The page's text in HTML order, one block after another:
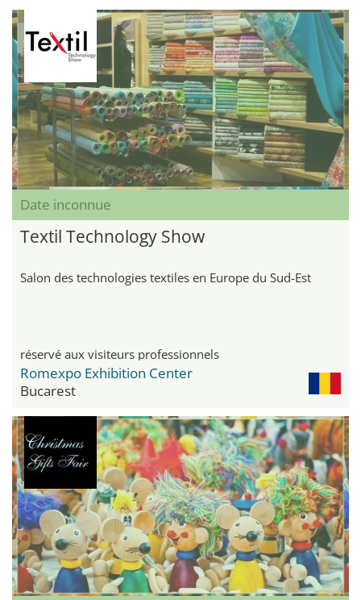
Date inconnue
Textil Technology Show
Salon des technologies textiles en Europe du Sud-Est
réservé aux visiteurs professionnels
Romexpo Exhibition Center
Bucarest